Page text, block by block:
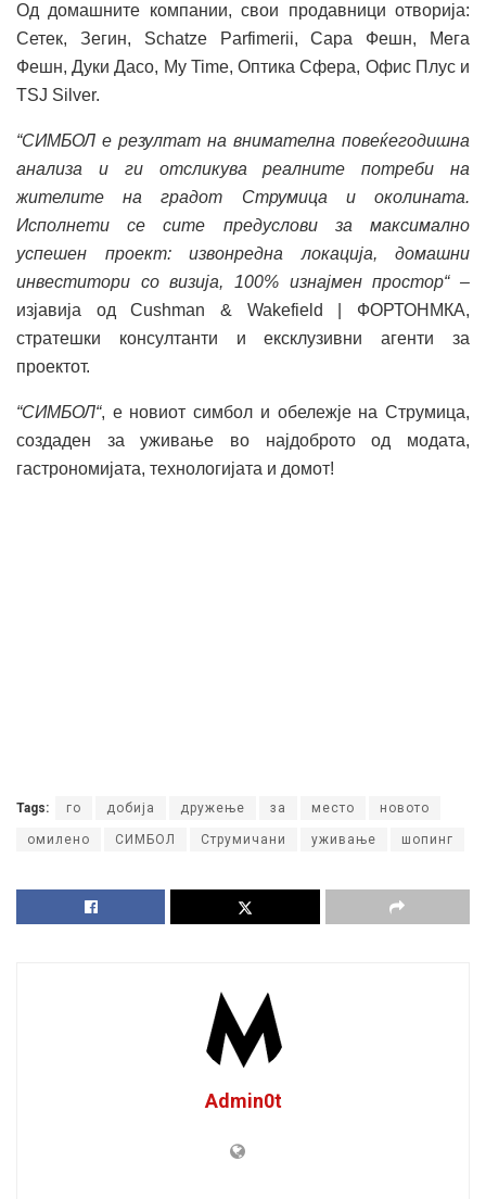
Од домашните компании, свои продавници отворија:
Сетек, Зегин, Schatze Parfimerii, Сара Фешн, Мега
Фешн, Дуки Дасо, My Time, Оптика Сфера, Oфис Плус и
TSJ Silver.
“СИМБОЛ е резултат на внимателна повеќегодишна
анализа и ги отсликува реалните потреби на
жителите на градот Струмица и околината.
Исполнети се сите предуслови за максимално
успешен проект: извонредна локација, домашни
инвеститори со визија, 100% изнајмен простор“ –
изјавија од Cushman & Wakefield | ФОРТОНМКА,
стратешки консултанти и ексклузивни агенти за
проектот.
“СИМБОЛ“, е новиот симбол и обележје на Струмица,
создаден за уживање во најдоброто од модата,
гастрономијата, технологијата и домот!
Tags: го добија дружење за место новото
омилено СИМБОЛ Струмичани уживање шопинг
Admin0t